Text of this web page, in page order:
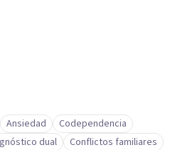
Ansiedad
Codependencia
dual
Conflictos familiares